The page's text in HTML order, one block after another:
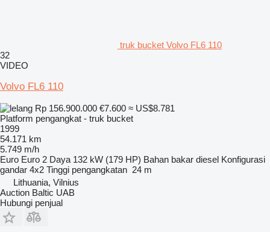
truk bucket Volvo FL6 110
32
VIDEO
Volvo FL6 110
Rp 156.900.000 €7.600 ≈ US$8.781
Platform pengangkat - truk bucket
1999
54.171 km
5.749 m/h
Euro Euro 2 Daya 132 kW (179 HP) Bahan bakar diesel Konfigurasi
gandar 4x2 Tinggi pengangkatan 24 m
Lithuania, Vilnius
Auction Baltic UAB
Hubungi penjual